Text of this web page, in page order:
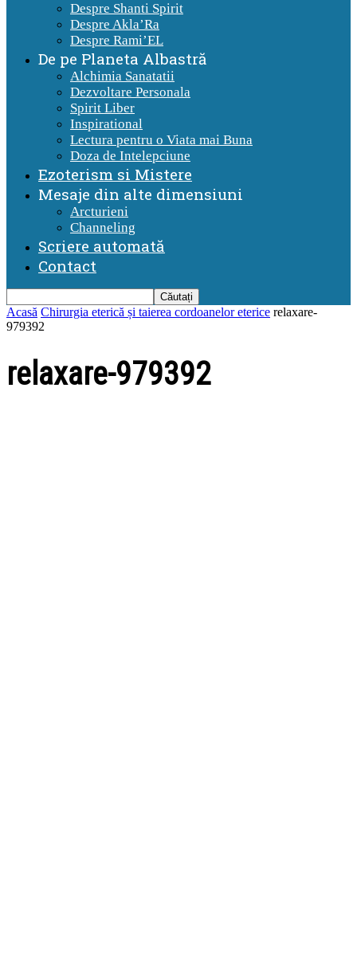
Despre Shanti Spirit
Despre Akla’Ra
Despre Rami’EL
De pe Planeta Albastră
Alchimia Sanatatii
Dezvoltare Personala
Spirit Liber
Inspirational
Lectura pentru o Viata mai Buna
Doza de Intelepciune
Ezoterism si Mistere
Mesaje din alte dimensiuni
Arcturieni
Channeling
Scriere automată
Contact
Acasă Chirurgia eterică și taierea cordoanelor eterice relaxare-
979392
relaxare-979392